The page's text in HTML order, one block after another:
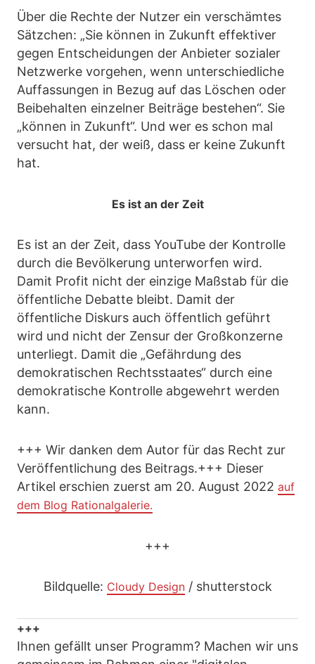
Über die Rechte der Nutzer ein verschämtes
Sätzchen: „Sie können in Zukunft effektiver
gegen Entscheidungen der Anbieter sozialer
Netzwerke vorgehen, wenn unterschiedliche
Auffassungen in Bezug auf das Löschen oder
Beibehalten einzelner Beiträge bestehen“. Sie
„können in Zukunft“. Und wer es schon mal
versucht hat, der weiß, dass er keine Zukunft
hat.
Es ist an der Zeit
Es ist an der Zeit, dass YouTube der Kontrolle
durch die Bevölkerung unterworfen wird.
Damit Profit nicht der einzige Maßstab für die
öffentliche Debatte bleibt. Damit der
öffentliche Diskurs auch öffentlich geführt
wird und nicht der Zensur der Großkonzerne
unterliegt. Damit die „Gefährdung des
demokratischen Rechtsstaates“ durch eine
demokratische Kontrolle abgewehrt werden
kann.
+++ Wir danken dem Autor für das Recht zur
Veröffentlichung des Beitrags.+++ Dieser
Artikel erschien zuerst am 20. August 2022 auf
dem Blog Rationalgalerie.
+++
Bildquelle: Cloudy Design/ shutterstock
+++
Ihnen gefällt unser Programm? Machen wir uns